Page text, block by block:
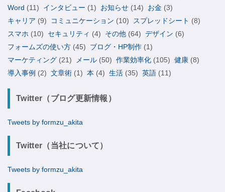
Word (11) インタビュー (1) お知らせ (14) お金 (3)
キャリア (9) コミュニケーション (10) スプレッドシート (8)
スマホ (10) セキュリティ (4) その他 (64) デザイン (6)
フォームズの使い方 (45) ブログ・HP制作 (1)
マーケティング (21) メール (50) 作業効率化 (105) 健康 (8)
導入事例 (2) 文章術 (1) 本 (4) 生活 (35) 英語 (11)
Twitter（ブログ更新情報）
Tweets by formzu_akita
Twitter（当社について）
Tweets by formzu_akita